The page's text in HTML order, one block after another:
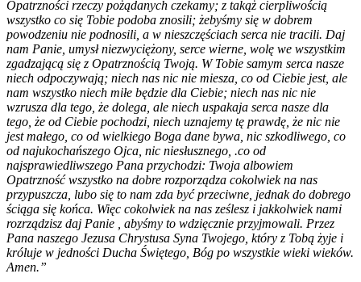
Opatrzności rzeczy pożądanych czekamy; z takąż cierpliwością
wszystko co się Tobie podoba znosili; żebyśmy się w dobrem
powodzeniu nie podnosili, a w nieszczęściach serca nie tracili. Daj
nam Panie, umysł niezwyciężony, serce wierne, wolę we wszystkim
zgadzającą się z Opatrznością Twoją. W Tobie samym serca nasze
niech odpoczywają; niech nas nic nie miesza, co od Ciebie jest, ale
nam wszystko niech miłe będzie dla Ciebie; niech nas nic nie
wzrusza dla tego, że dolega, ale niech uspakaja serca nasze dla
tego, że od Ciebie pochodzi, niech uznajemy tę prawdę, że nic nie
jest małego, co od wielkiego Boga dane bywa, nic szkodliwego, co
od najukochańszego Ojca, nic niesłusznego, .co od
najsprawiedliwszego Pana przychodzi: Twoja albowiem
Opatrzność wszystko na dobre rozporządza cokolwiek na nas
przypuszcza, lubo się to nam zda być przeciwne, jednak do dobrego
ściąga się końca. Więc cokolwiek na nas ześlesz i jakkolwiek nami
rozrządzisz daj Panie , abyśmy to wdzięcznie przyjmowali. Przez
Pana naszego Jezusa Chrystusa Syna Twojego, który z Tobą żyje i
króluje w jedności Ducha Świętego, Bóg po wszystkie wieki wieków.
Amen.”